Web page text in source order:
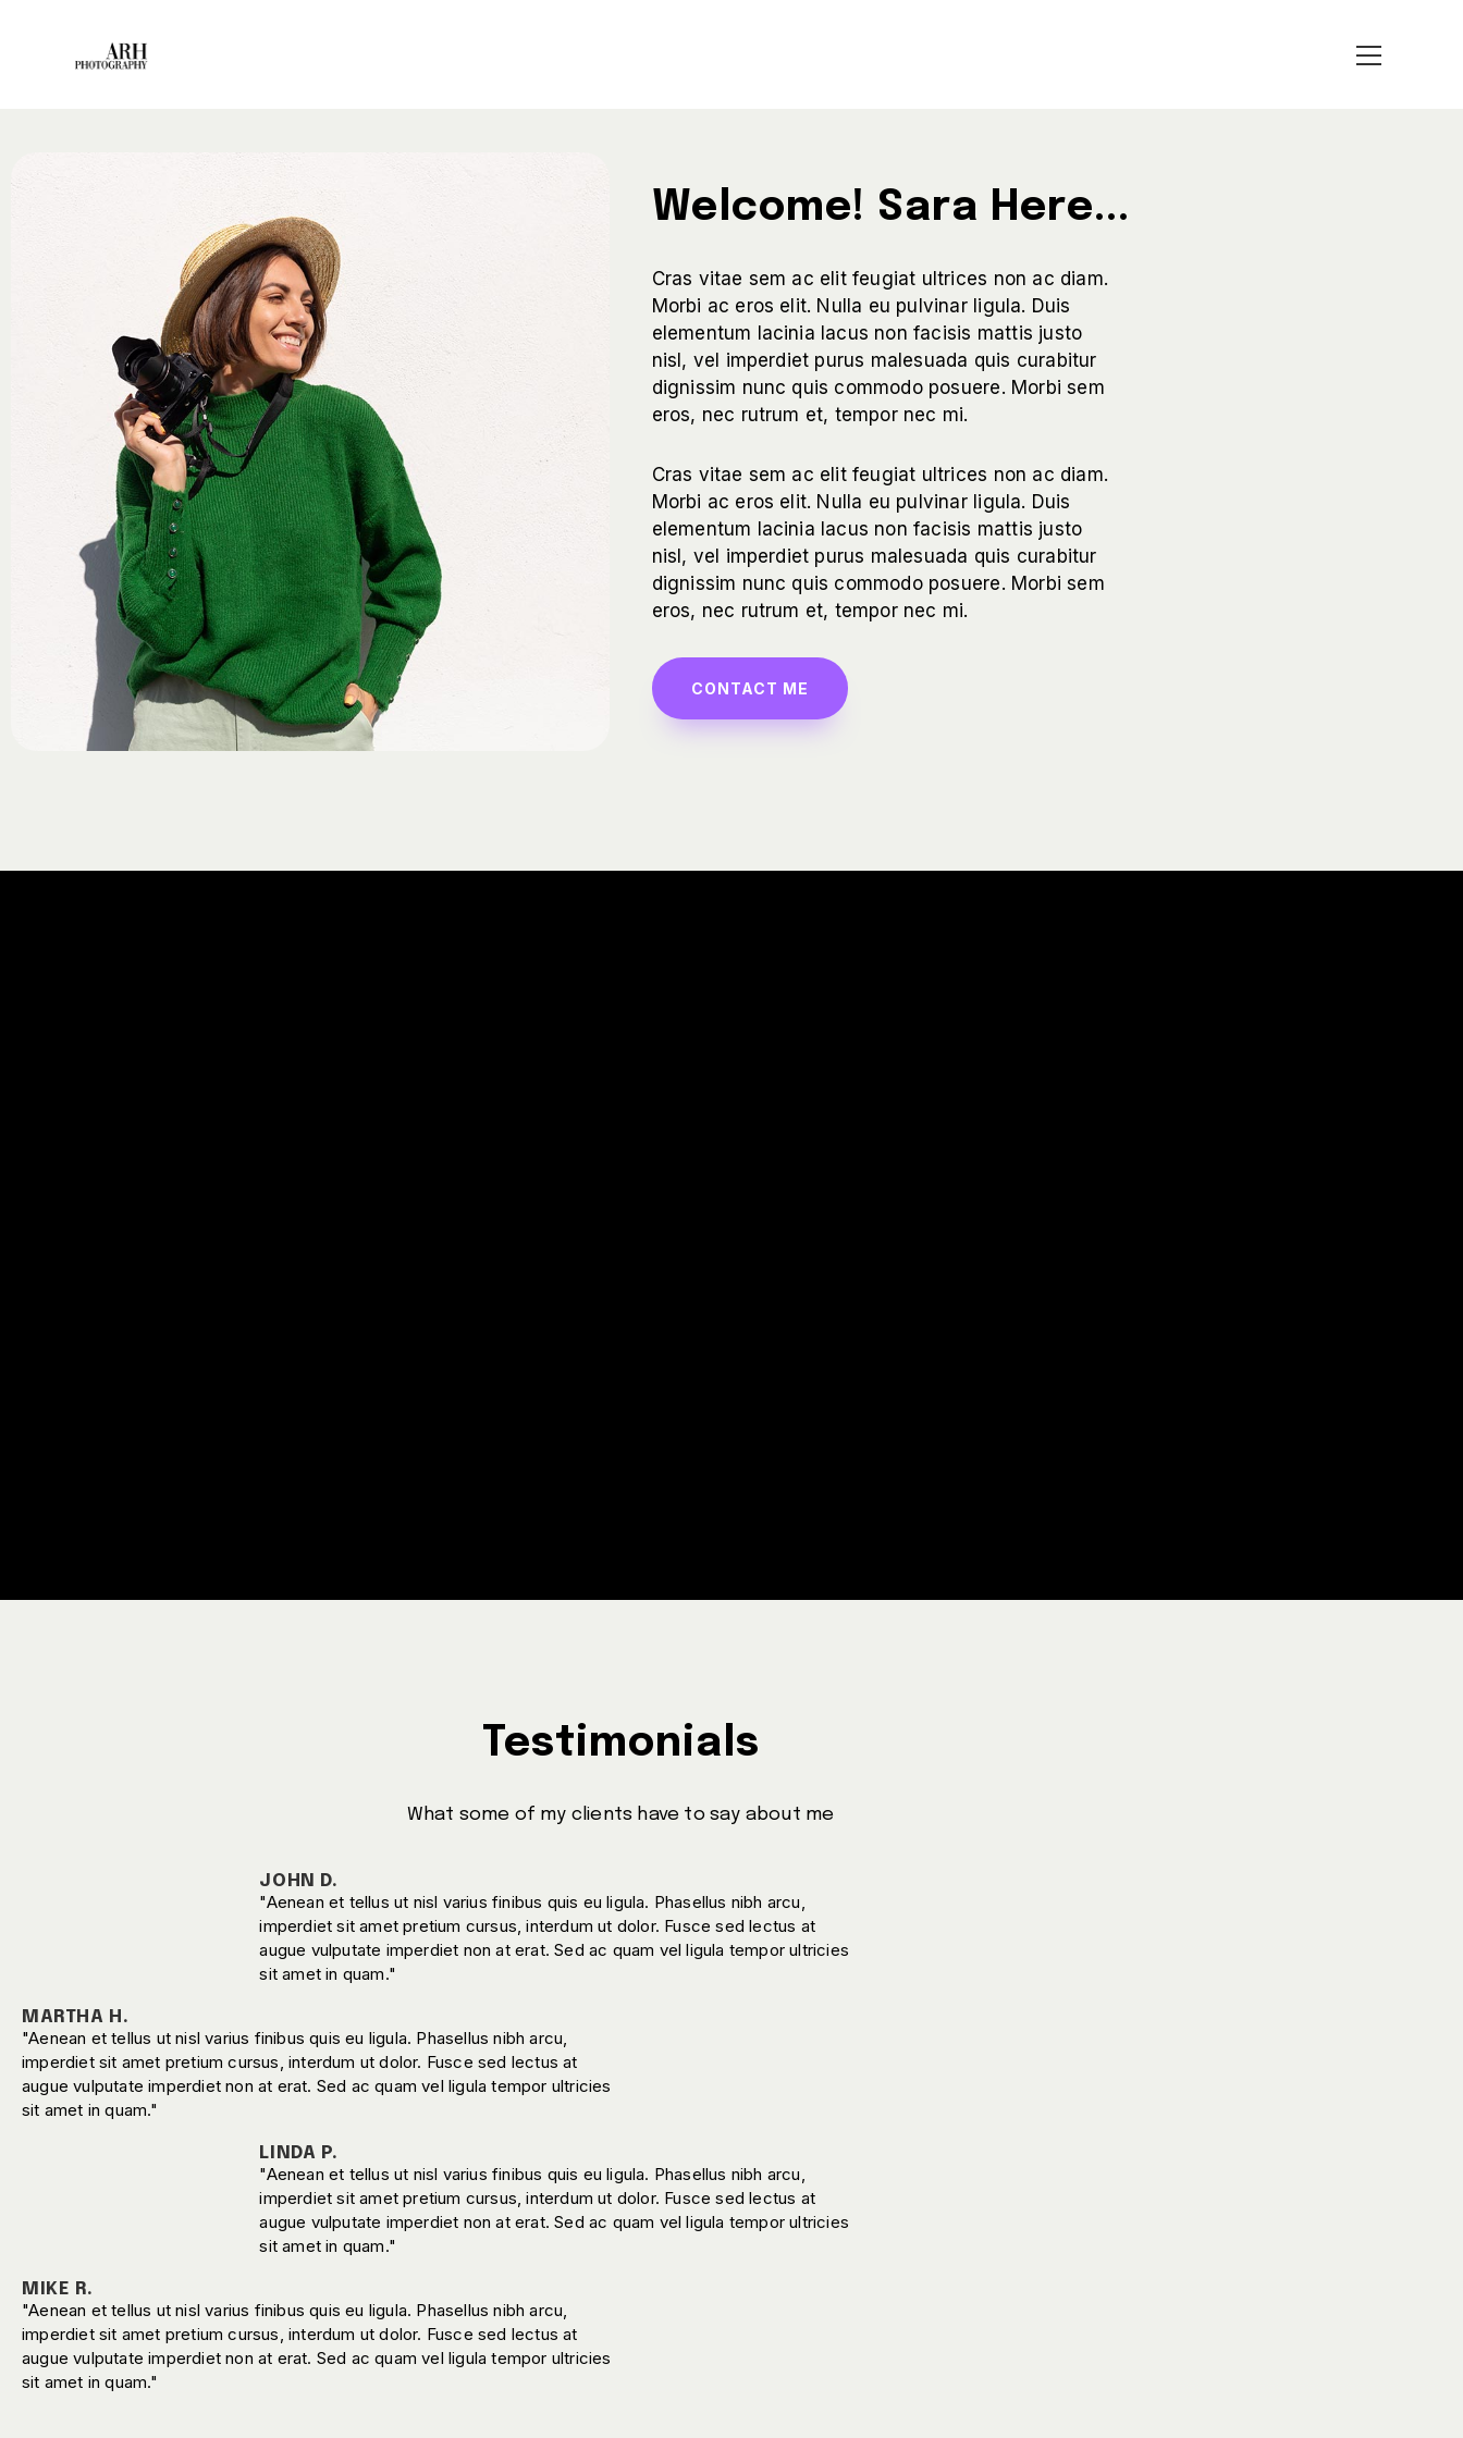
Welcome! Sara Here...
Cras vitae sem ac elit feugiat ultrices non ac diam.
Morbi ac eros elit. Nulla eu pulvinar ligula. Duis
elementum lacinia lacus non facisis mattis justo
nisl, vel imperdiet purus malesuada quis curabitur
dignissim nunc quis commodo posuere. Morbi sem
eros, nec rutrum et, tempor nec mi.
Cras vitae sem ac elit feugiat ultrices non ac diam.
Morbi ac eros elit. Nulla eu pulvinar ligula. Duis
elementum lacinia lacus non facisis mattis justo
nisl, vel imperdiet purus malesuada quis curabitur
dignissim nunc quis commodo posuere. Morbi sem
eros, nec rutrum et, tempor nec mi.
CONTACT ME
Testimonials
What some of my clients have to say about me
JOHN D.
"Aenean et tellus ut nisl varius finibus quis eu ligula. Phasellus nibh arcu,
imperdiet sit amet pretium cursus, interdum ut dolor. Fusce sed lectus at
augue vulputate imperdiet non at erat. Sed ac quam vel ligula tempor ultricies
sit amet in quam."
MARTHA H.
"Aenean et tellus ut nisl varius finibus quis eu ligula. Phasellus nibh arcu,
imperdiet sit amet pretium cursus, interdum ut dolor. Fusce sed lectus at
augue vulputate imperdiet non at erat. Sed ac quam vel ligula tempor ultricies
sit amet in quam."
LINDA P.
"Aenean et tellus ut nisl varius finibus quis eu ligula. Phasellus nibh arcu,
imperdiet sit amet pretium cursus, interdum ut dolor. Fusce sed lectus at
augue vulputate imperdiet non at erat. Sed ac quam vel ligula tempor ultricies
sit amet in quam."
MIKE R.
"Aenean et tellus ut nisl varius finibus quis eu ligula. Phasellus nibh arcu,
imperdiet sit amet pretium cursus, interdum ut dolor. Fusce sed lectus at
augue vulputate imperdiet non at erat. Sed ac quam vel ligula tempor ultricies
sit amet in quam."